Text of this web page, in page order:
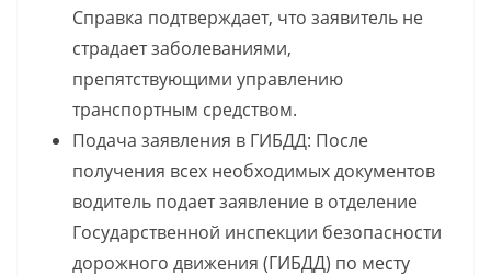
Справка подтверждает, что заявитель не
страдает заболеваниями,
препятствующими управлению
транспортным средством.
Подача заявления в ГИБДД: После
получения всех необходимых документов
водитель подает заявление в отделение
Государственной инспекции безопасности
дорожного движения (ГИБДД) по месту